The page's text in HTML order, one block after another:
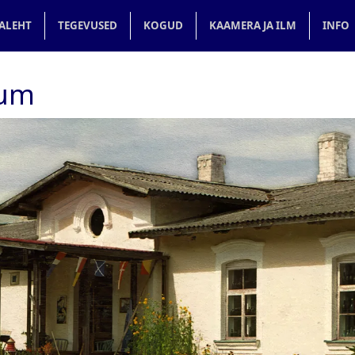
navigation
TEGEVUSED KOGUD KAAMERA JA ILM INFO